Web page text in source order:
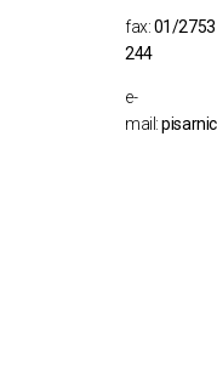
fax:01/2753
244
e-
mail: